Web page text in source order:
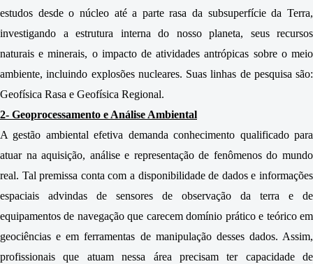
estudos desde o núcleo até a parte rasa da subsuperfície da Terra,
investigando a estrutura interna do nosso planeta, seus recursos
naturais e minerais, o impacto de atividades antrópicas sobre o meio
ambiente, incluindo explosões nucleares. Suas linhas de pesquisa são:
Geofísica Rasa e Geofísica Regional.
2- Geoprocessamento e Análise Ambiental
A gestão ambiental efetiva demanda conhecimento qualificado para
atuar na aquisição, análise e representação de fenômenos do mundo
real. Tal premissa conta com a disponibilidade de dados e informações
espaciais advindas de sensores de observação da terra e de
equipamentos de navegação que carecem domínio prático e teórico em
geociências e em ferramentas de manipulação desses dados. Assim,
profissionais que atuam nessa área precisam ter capacidade de